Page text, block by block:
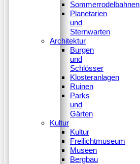
Sommerrodelbahnen
Planetarien
und
Sternwarten
Architektur
Burgen
und
Schlösser
Klosteranlagen
Ruinen
Parks
und
Gärten
Kultur
Kultur
Freilichtmuseum
Museen
Bergbau